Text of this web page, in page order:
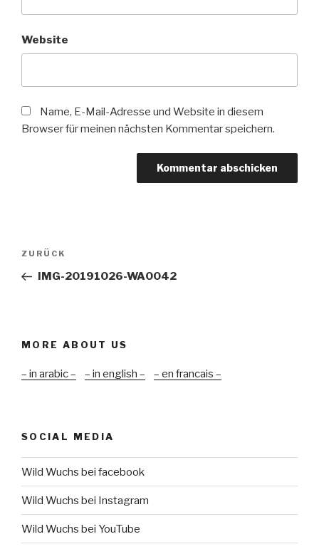
Website
Name, E-Mail-Adresse und Website in diesem
Browser für meinen nächsten Kommentar speichern.
Beitragsnavigation
Vorheriger
Beitrag
ZURÜCK
IMG-20191026-WA0042
MORE ABOUT US
– in arabic – – in english – – en francais –
SOCIAL MEDIA
Wild Wuchs bei facebook
Wild Wuchs bei Instagram
Wild Wuchs bei YouTube